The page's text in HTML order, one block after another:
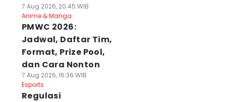
7 Aug 2026, 20:45 WIB
Anime & Manga
PMWC 2026:
Jadwal, Daftar Tim,
Format, Prize Pool,
dan Cara Nonton
7 Aug 2026, 16:36 WIB
Esports
Regulasi